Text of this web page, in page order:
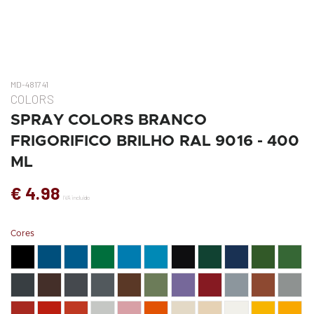
MD-481741
COLORS
SPRAY COLORS BRANCO
FRIGORIFICO BRILHO RAL 9016 - 400
ML
€ 4.98 IVA incluído
Cores